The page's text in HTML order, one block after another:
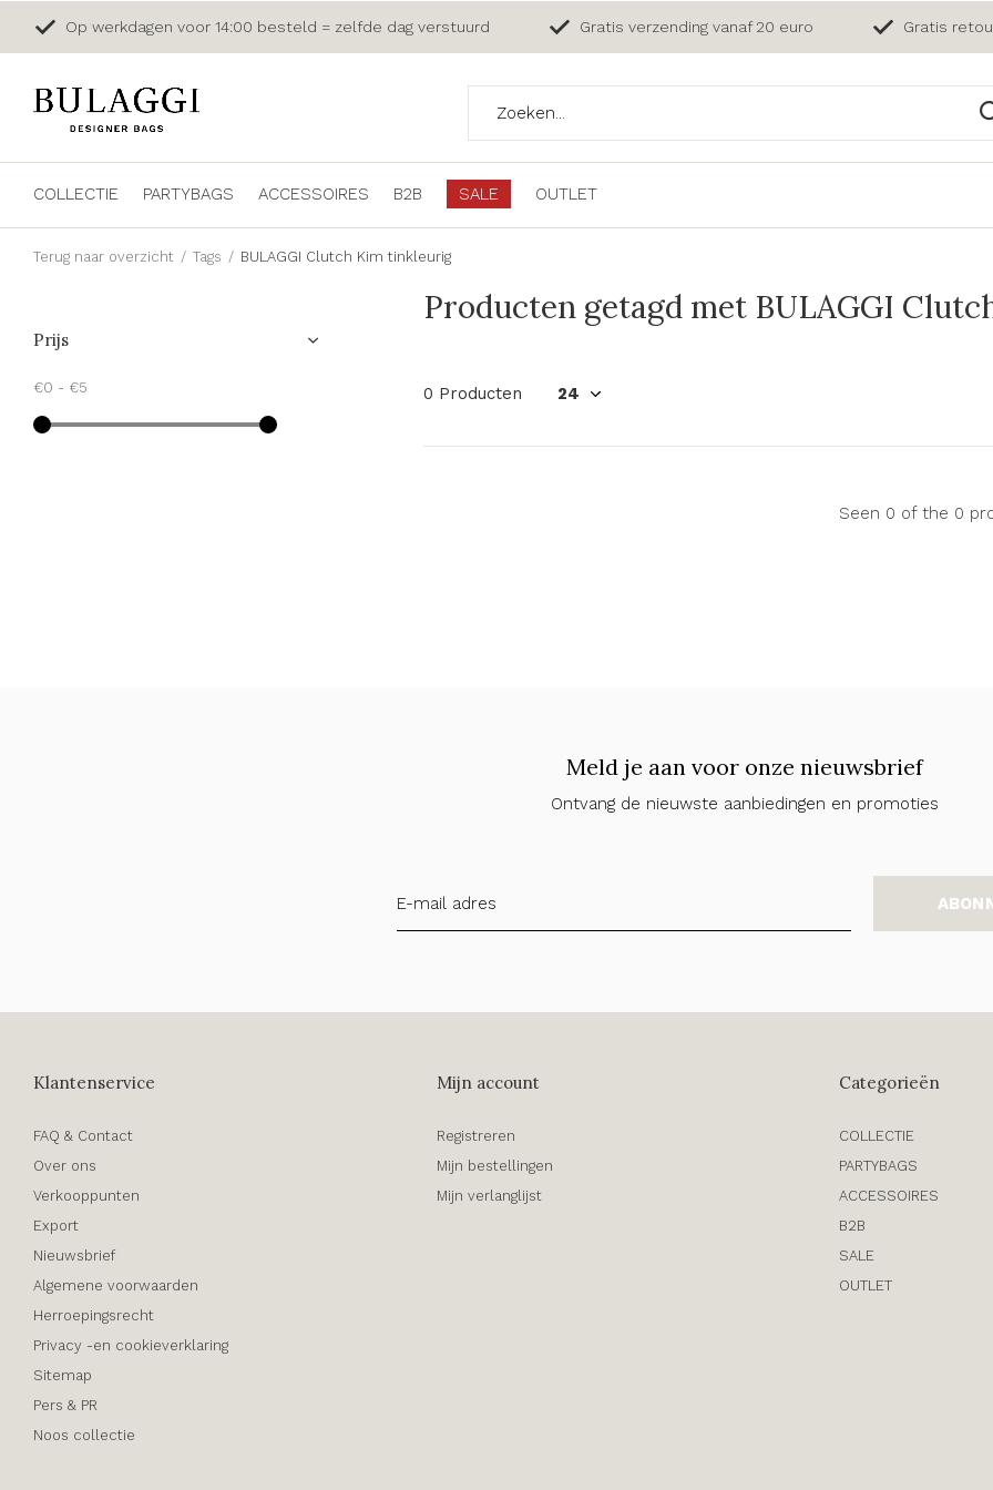
COLLECTIE PARTYBAGS ACCESSOIRES B2B SALE OUTLET
Op werkdagen voor 14:00 besteld = zelfde dag verstuurd Gratis verzending vanaf 20 euro Gratis
Terug naar overzicht Tags BULAGGI Clutch Kim tinkleurig
Producten getagd met BULAGGI
0 Producten
Seen 0 of the 0
Prijs
€0 - €5
Meld je aan voor onze nieuwsbrief
Ontvang de nieuwste aanbiedingen en promoties
Klantenservice
FAQ & Contact
Over ons
Verkooppunten
Export
Nieuwsbrief
Algemene voorwaarden
Herroepingsrecht
Privacy -en cookieverklaring
Sitemap
Pers & PR
Noos collectie
Mijn account
Registreren
Mijn bestellingen
Mijn verlanglijst
Categorieën
COLLECTIE
PARTYBAGS
ACCESSOIRES
B2B
SALE
OUTLET